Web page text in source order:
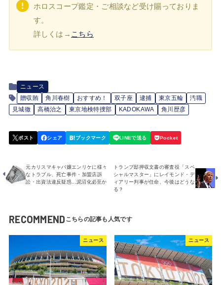
ホロスコープ鑑定・ご相談など受け賜っておりま
す。
詳しくは→ こちら
ニュース
贈収賄
角川春樹 おすすめ！ 双子座 逮捕 東京五輪
汚職
見城徹
高橋治之 東京地検特捜部 KADOKAWA 角川歴彦
元カリスマキャバ嬢エンリケに様々
なトラブル、死亡事件・加盟店訴
訟・出資法違反疑惑...泥沼化必至か
トランプ邸押収文書の審査役「スペ
シャルマスター」にレイモンド・デ
ィアリー判事が任命、今後はどうな
る？
RECOMMEND
ニュース ニュース